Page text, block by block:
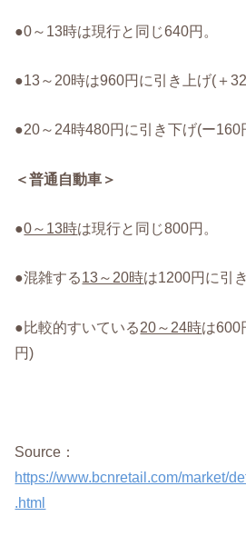
●0～13時は現行と同じ640円。
●13～20時は960円に引き上げ(＋
●20～24時480円に引き下げ(ー160
＜普通自動車＞
●0～13時は現行と同じ800円。
●混雑する13～20時は1200円に引
●比較的すいている20～24時は600
円)
Source：
https://www.bcnretail.com/market/
.html